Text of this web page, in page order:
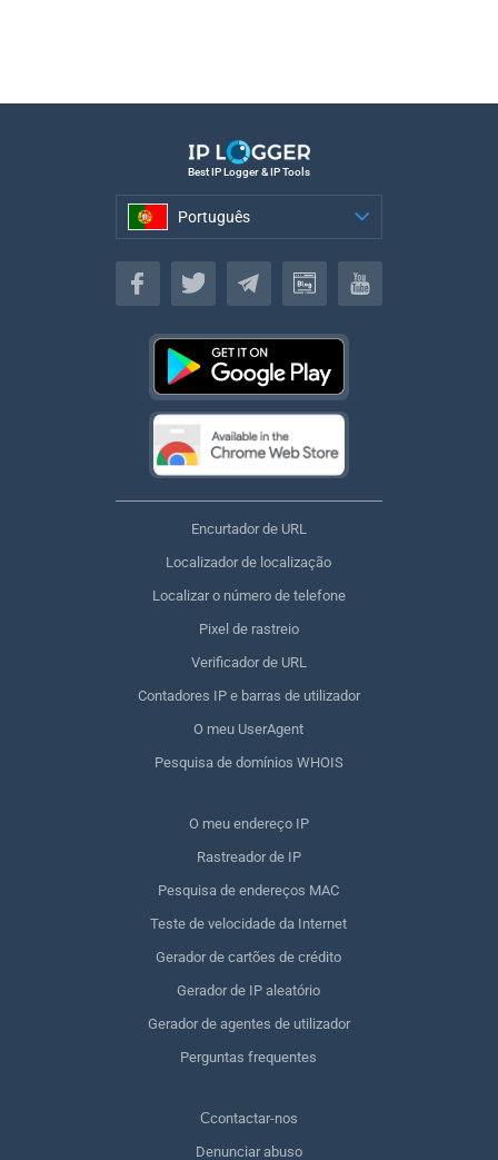
Best IP Logger & IP Tools
Português
Português
Encurtador de URL
Localizador de localização
Localizar o número de telefone
Pixel de rastreio
Verificador de URL
Contadores IP e barras de utilizador
O meu UserAgent
Pesquisa de domínios WHOIS
O meu endereço IP
Rastreador de IP
Pesquisa de endereços MAC
Teste de velocidade da Internet
Gerador de cartões de crédito
Gerador de IP aleatório
Gerador de agentes de utilizador
Perguntas frequentes
Сcontactar-nos
Denunciar abuso